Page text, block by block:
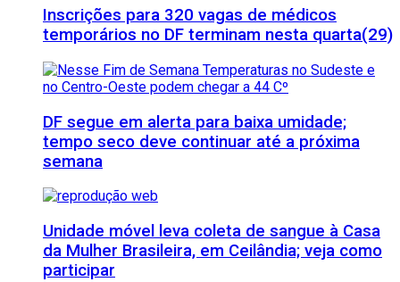
Inscrições para 320 vagas de médicos
temporários no DF terminam nesta quarta(29)
DF segue em alerta para baixa umidade;
tempo seco deve continuar até a próxima
semana
Unidade móvel leva coleta de sangue à Casa
da Mulher Brasileira, em Ceilândia; veja como
participar